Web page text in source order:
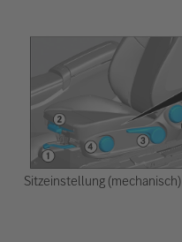
Sitzeinstellung (mechanisch)